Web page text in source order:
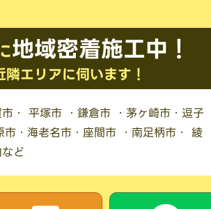
地域密着施工中！
隣エリアに伺います！
・ 平塚市 ・鎌倉市 ・茅ヶ崎市・逗子
・海老名市・座間市 ・南足柄市・ 綾
ど